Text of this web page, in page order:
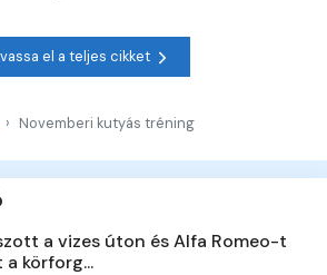
el a teljes cikket
Novemberi kutyás tréning
a vizes úton és Alfa Romeo-t
körforg...